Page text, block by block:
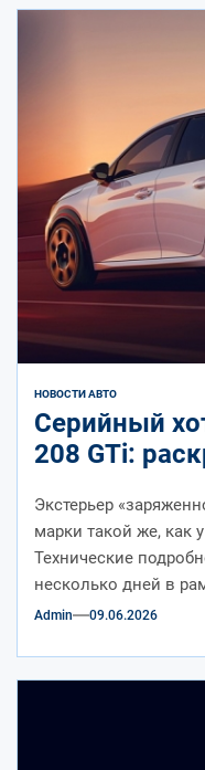
НОВОСТИ АВТО
Серийный
208 GTi:
Экстерьер
марки такой же, как
Технические
несколько дней в
Компания Peugeot,
Admin 09.06.2026